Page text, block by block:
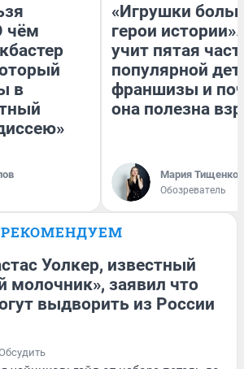
чём
в
«Игрушки
герои
учит пятая
популярной
франшизы и
она полезна
Мария Тищенко
Обозреватель
РЕКОМЕНДУЕМ
Уолкер, известный
молочник», заявил что
выдворить из России